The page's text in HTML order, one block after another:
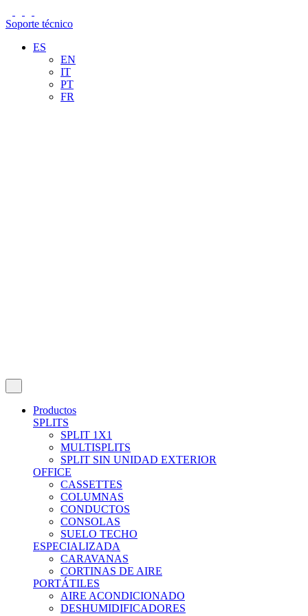
Soporte técnico
ES
EN
IT
PT
FR
Productos
SPLITS
SPLIT 1X1
MULTISPLITS
SPLIT SIN UNIDAD EXTERIOR
OFFICE
CASSETTES
COLUMNAS
CONDUCTOS
CONSOLAS
SUELO TECHO
ESPECIALIZADA
CARAVANAS
CORTINAS DE AIRE
PORTÁTILES
AIRE ACONDICIONADO
DESHUMIDIFICADORES